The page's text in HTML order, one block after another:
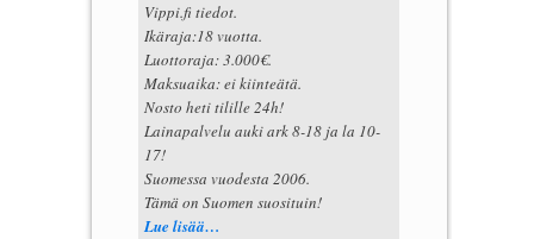
Vippi.fi tiedot.
Ikäraja:18 vuotta.
Luottoraja: 3.000€.
Maksuaika: ei kiinteätä.
Nosto heti tilille 24h!
Lainapalvelu auki ark 8-18 ja la 10-
17!
Suomessa vuodesta 2006.
Tämä on Suomen suosituin!
Lue lisää…